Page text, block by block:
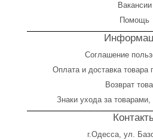
Вакансии
Помощь
Соглашение
Оплатаи доставка товара
Возврат
Знаки ухода за
г.Одесса, ул.